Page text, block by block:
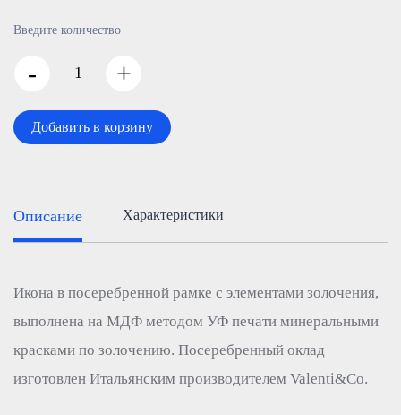
Введите количество
- +
Добавить в корзину
Описание Характеристики
Икона в посеребренной рамке с элементами золочения,
выполнена на МДФ методом УФ печати минеральными
красками по золочению. Посеребренный оклад
изготовлен Итальянским производителем Valenti&Co.